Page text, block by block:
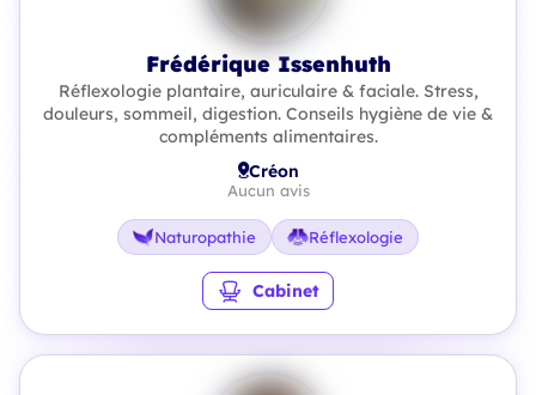
Frédérique Issenhuth
Réflexologie plantaire, auriculaire & faciale. Stress,
douleurs, sommeil, digestion. Conseils hygiène de vie &
compléments alimentaires.
Créon
Aucun avis
Naturopathie Réflexologie
Cabinet